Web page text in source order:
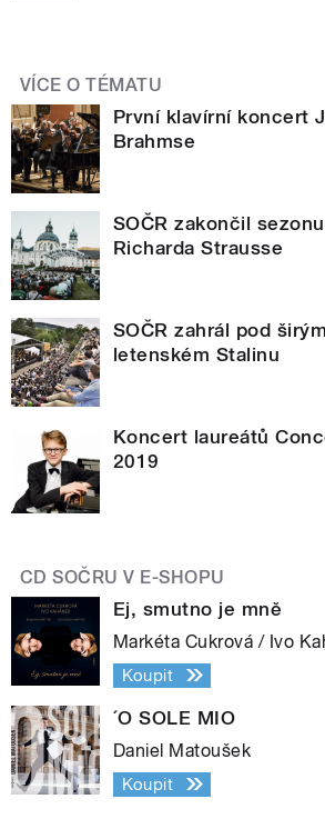
VÍCE O TÉMATU
První klavírní koncert
Brahmse
SOČR zakončil
Richarda Strausse
SOČR zahrál pod
letenském Stalinu
Koncert laureátů
2019
CD SOČRU V E-SHOPU
Ej, smutno je mně
Markéta Cukrová / Ivo
Koupit
´O SOLE MIO
Daniel Matoušek
Koupit